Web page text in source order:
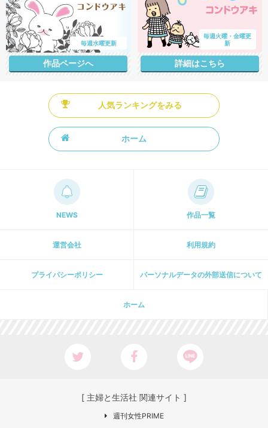
毎週水曜更新
作品ページへ
毎週火曜・金曜更
新
詳細はこちら
人気ランキングをみる
ホーム
NEWS 作品一覧
運営会社 利用規約
プライパシーポリシー パーソナルデータの外部送信について
ホーム
[ 主婦と生活社 関連サイト ]
週刊女性PRIME